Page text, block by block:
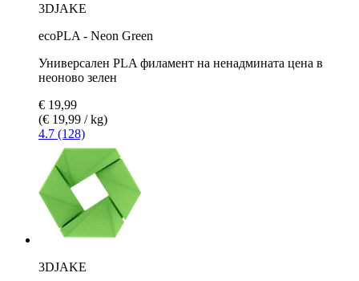
3DJAKE
ecoPLA - Neon Green
Универсален PLA филамент на ненадмината цена в
неоново зелен
€ 19,99
(€ 19,99 / kg)
4.7 (128)
3DJAKE